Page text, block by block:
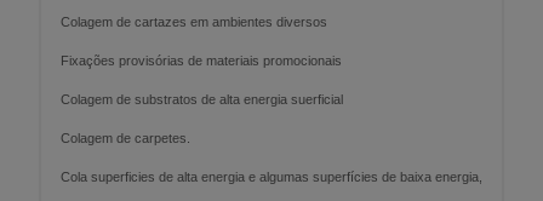
Colagem de cartazes em ambientes diversos
Fixações provisórias de materiais promocionais
Colagem de substratos de alta energia suerficial
Colagem de carpetes.
Cola superficies de alta energia e algumas superfícies de baixa energia,